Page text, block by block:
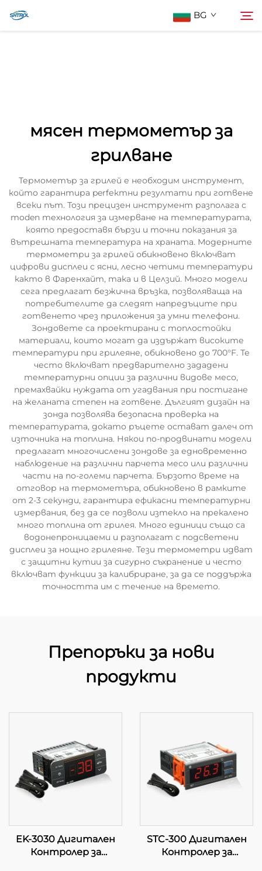
BG
Контактирайте Нас
мясен термометър за
грилване
Термометър за грилей е необходим инструмент,
който гарантира perfектни резултати при готвене
всеки път. Този прецизен инструмент разполага с
moden технология за измерване на температурата,
която предоставя бързи и точни показания за
вътрешната температура на храната. Модерните
термометри за грилей обикновено включват
цифрови дисплеи с ясни, лесно четими температури
както в Фаренхайт, така и в Целзий. Много модели
сега предлагат безжична връзка, позволяваща на
потребителите да следят напредъците при
готвенето чрез приложения за умни телефони.
Зондовете са проектирани с топлостойки
материали, които могат да издържат високите
температури при грилеяне, обикновено до 700°F. Те
често включват предварително зададени
температурни опции за различни видове месо,
премахвайки нуждата от угадвания при постигане
на желаната степен на готвене. Дългият дизайн на
зонда позволява безопасна проверка на
температурата, докато ръцете остават далеч от
източника на топлина. Някои по-продвинати модели
предлагат многочислени зондове за едновременно
наблюдение на различни парчета месо или различни
части на по-големи парчета. Бързото време на
отговор на термометъра, обикновено в рамките
от 2-3 секунди, гарантира ефикасни температурни
измервания, без да се позволи изтекло на прекалено
много топлина от грилея. Много единици също са
водонепроницаеми и разполагат с подсветени
дисплеи за нощно грилеяне. Тези термометри идват
с защитни кутии за сигурно съхранение и често
включват функции за калибриране, за да се поддържа
точността им с течение на времето.
Препоръки за нови
продукти
EK-3030 Дигитален
Контролер за
STC-300 Дигитален
Контролер за